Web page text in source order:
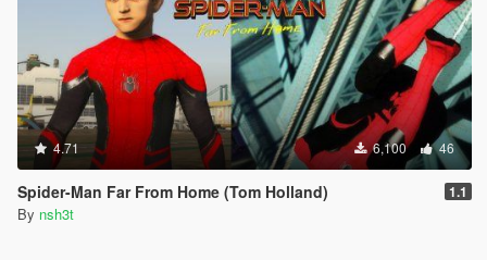
4.71 6,100 46
Spider-Man Far From Home (Tom Holland) 1.1
By nsh3t